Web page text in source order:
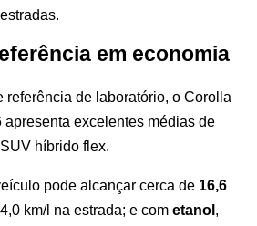
em economia
referência de laboratório, o Corolla
apresenta excelentes médias de
híbrido flex.
pode alcançar cerca de 16,6
km/l na estrada; e com etanol ,